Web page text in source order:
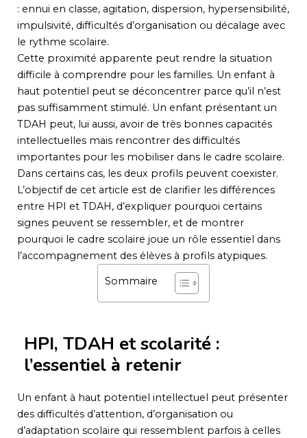
: ennui en classe, agitation, dispersion, hypersensibilité,
impulsivité, difficultés d’organisation ou décalage avec
le rythme scolaire.
Cette proximité apparente peut rendre la situation
difficile à comprendre pour les familles. Un enfant à
haut potentiel peut se déconcentrer parce qu’il n’est
pas suffisamment stimulé. Un enfant présentant un
TDAH peut, lui aussi, avoir de très bonnes capacités
intellectuelles mais rencontrer des difficultés
importantes pour les mobiliser dans le cadre scolaire.
Dans certains cas, les deux profils peuvent coexister.
L’objectif de cet article est de clarifier les différences
entre HPI et TDAH, d’expliquer pourquoi certains
signes peuvent se ressembler, et de montrer
pourquoi le cadre scolaire joue un rôle essentiel dans
l’accompagnement des élèves à profils atypiques.
Sommaire
HPI, TDAH et scolarité :
l’essentiel à retenir
Un enfant à haut potentiel intellectuel peut présenter
des difficultés d’attention, d’organisation ou
d’adaptation scolaire qui ressemblent parfois à celles